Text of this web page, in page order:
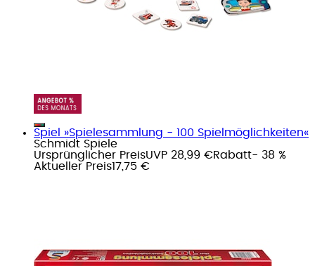
Spiel »Spielesammlung - 100 Spielmöglichkeiten«
Schmidt Spiele
Ursprünglicher PreisUVP 28,99 €Rabatt- 38 %
Aktueller Preis17,75 €